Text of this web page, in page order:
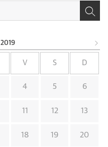
2019
V S D
4 5 6
11 12 13
18 19 20